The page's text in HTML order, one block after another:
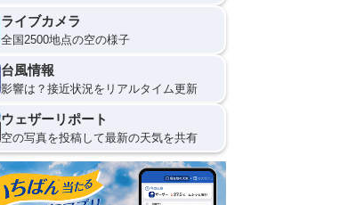
ライブカメラ
全国2500地点の空の様子
台風情報
影響は？接近状況をリアルタイム更新
ウェザーリポート
空の写真を投稿して最新の天気を共有